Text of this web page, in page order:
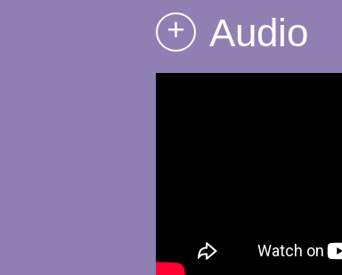
+ Audio